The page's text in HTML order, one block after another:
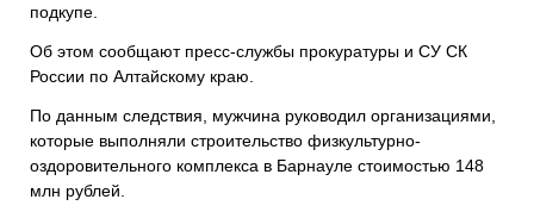
подкупе.
Об этом сообщают пресс-службы прокуратуры и СУ СК
России по Алтайскому краю.
По данным следствия, мужчина руководил организациями,
которые выполняли строительство физкультурно-
оздоровительного комплекса в Барнауле стоимостью 148
млн рублей.